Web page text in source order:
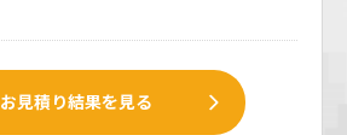
お見積り結果を見る